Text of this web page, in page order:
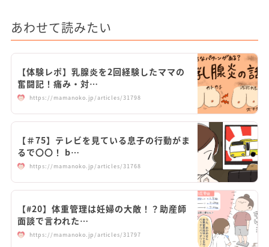
あわせて読みたい
【体験レポ】乳腺炎を2回経験したママの
奮闘記！痛み・対…
https://mamanoko.jp/articles/31798
【＃75】テレビを見ている息子の行動がま
るで〇〇！ b…
https://mamanoko.jp/articles/31768
【#20】体重管理は妊婦の大敵！？助産師
面談で言われた…
https://mamanoko.jp/articles/31797